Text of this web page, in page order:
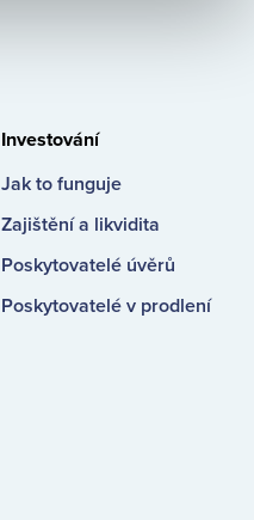
Investování
Jak to funguje
Zajištění a likvidita
Poskytovatelé úvěrů
Poskytovatelé v prodlení